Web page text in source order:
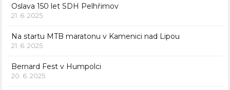
Oslava 150 let SDH Pelhřimov
21. 6. 2025
Na startu MTB maratonu v Kamenici nad Lipou
21. 6. 2025
Bernard Fest v Humpolci
20. 6. 2025